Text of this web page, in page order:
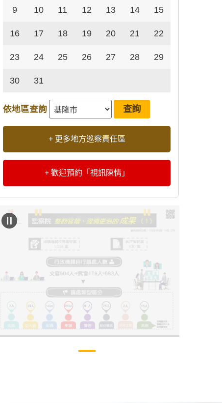
9 10 11 12 13 14 15
16 17 18 19 20 21 22
23 24 25 26 27 28 29
30 31
依地區查詢
+ 更多地方巡察責任區
+ 歡迎預約「視訊陳情」